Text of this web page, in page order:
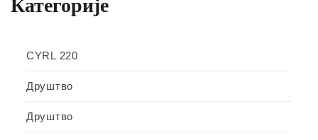
Категорије
CYRL 220
Друштво
Друштво